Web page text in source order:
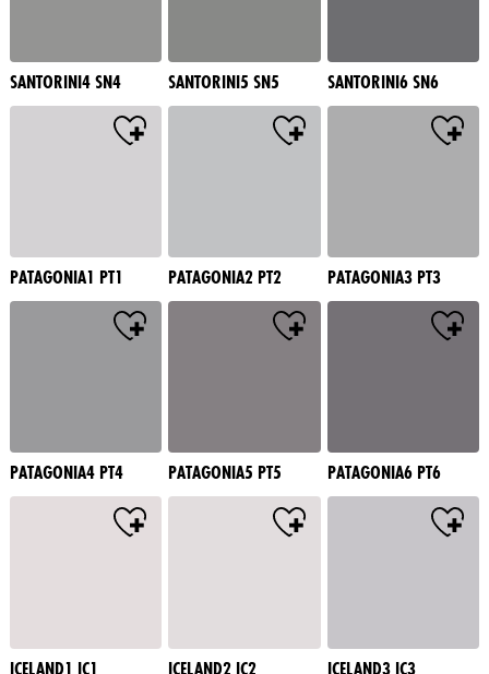
SANTORINI4 SN4 SANTORINI5 SN5 SANTORINI6 SN6
PATAGONIA1 PT1 PATAGONIA2 PT2 PATAGONIA3 PT3
PATAGONIA4 PT4 PATAGONIA5 PT5 PATAGONIA6 PT6
ICELAND1 IC1 ICELAND2 IC2 ICELAND3 IC3